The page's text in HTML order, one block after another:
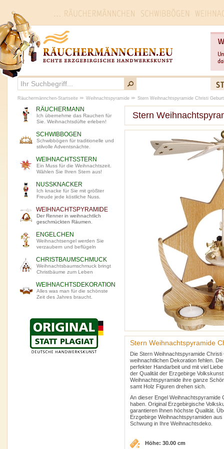
Stern
Stern Weihnachtspyramide
Die Stern Weihnachtspyramide
weihnachtlichen Dekoration fehlen.
perfekter Handarbeit und mit viel
der Qualität der Erzgebirge
Weihnachtspyramide ihre ganze
samt Holz Figuren drehen sich.
An dieser Engel Weihnachtspyramide
haben. Original Erzgebirgische
garantieren Ihnen höchste Qualität.
Erzgebirge Weihnachtspyramiden
Schwung in Ihre Weihnachtsdeko.
Höhe: 30.00 cm
RÄUCHERMANN
Ich übernehme das Rauchen für
Sie. Weihnachtsdüfte erleben!
SCHWIBBOGEN
Schwibbögen für traditionelle und
stilvolle Adventsnächte.
WEIHNACHTSSTERN
Ein Muss für die Weihnachtszeit.
Wählen Sie Ihren Stern aus!
NUSSKNACKER
Ich knacke für Sie mit größter
Freude jede köstliche Nuss.
WEIHNACHTSPYRAMIDE
Der Renner in weihnachtlich
geschmückten Räumen.
ENGELCHEN
Weihnachtsengel werden Sie
verzaubern und beflügeln
CHRISTBAUMSCHMUCK
Weihnachtsbaumschmuck bringt
Christbäume zum Leben
WEIHNACHTSDEKORATION
Alles was man für die schönste
Zeit des Jahres braucht.
Räuchermännchen-Startseite Weihnachtspyramide Stern Weihnachtspyramide Christi